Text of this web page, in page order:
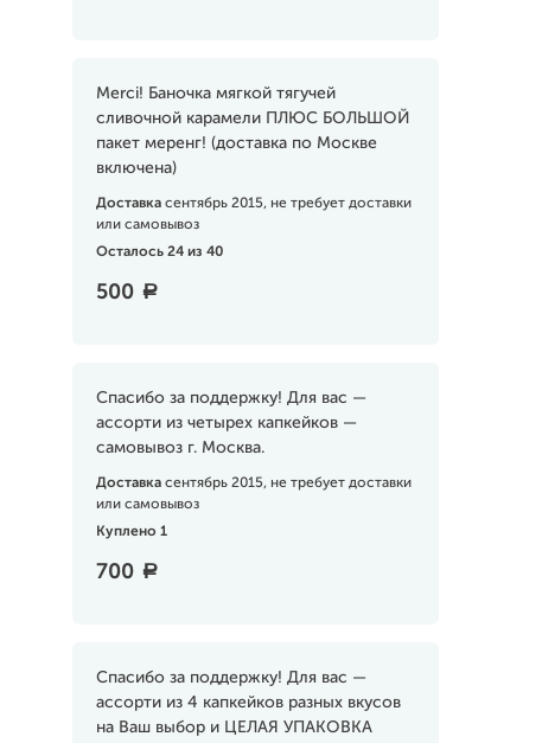
Merci! Баночка мягкой тягучей
сливочной карамели ПЛЮС БОЛЬШОЙ
пакет меренг! (доставка по Москве
включена)
Доставка сентябрь 2015, не требует доставки
или самовывоз
Осталось 24 из 40
500 a
Спасибо за поддержку! Для вас —
ассорти из четырех капкейков —
самовывоз г. Москва.
Доставка сентябрь 2015, не требует доставки
или самовывоз
Куплено 1
700 a
Спасибо за поддержку! Для вас —
ассорти из 4 капкейков разных вкусов
на Ваш выбор и ЦЕЛАЯ УПАКОВКА